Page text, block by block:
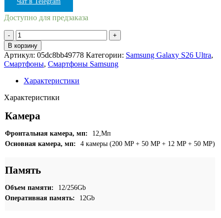
Доступно для предзаказа
Количество
товара
Samsung
Galaxy
S26
Ultra
12/256GB
Белый
В корзину
Артикул: 05dc8bb49778 Категории: Samsung Galaxy S26 Ultra,
Смартфоны, Смартфоны Samsung
Характеристики
Характеристики
Камера
Фронтальная камера, мп:
12,Мп
Основная камера, мп:
4 камеры (200 MP + 50 MP + 12 MP + 50 MP)
Память
Объем памяти:
12/256Gb
Оперативная память:
12Gb